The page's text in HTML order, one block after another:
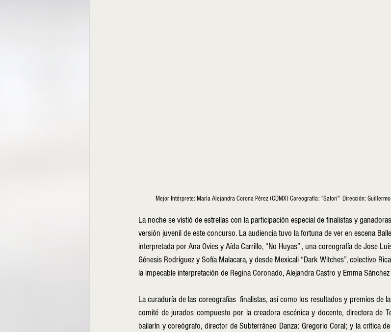
​Mejor Intérprete: María Alejandra Corona Pérez (CDMX) Coreografía: "Satori"  Dirección:
La noche se vistió de estrellas con la participación especial de finalistas y
versión juvenil de este concurso. La audiencia tuvo la fortuna de ver en escena
interpretada por Ana Ovies y Aída Carrillo, “No Huyas” , una coreografía de Jose
Génesis Rodríguez y Sofía Malacara, y desde Mexicali “Dark Witches”, colectivo
la impecable interpretación de Regina Coronado, Alejandra Castro y Emma Sánchez
La curaduría de las coreografías  finalistas, así como los resultados y premios de
comité de jurados compuesto por la creadora escénica y docente, directora de
bailarín y coreógrafo, director de Subterráneo Danza: Gregorio Coral; y la crítica